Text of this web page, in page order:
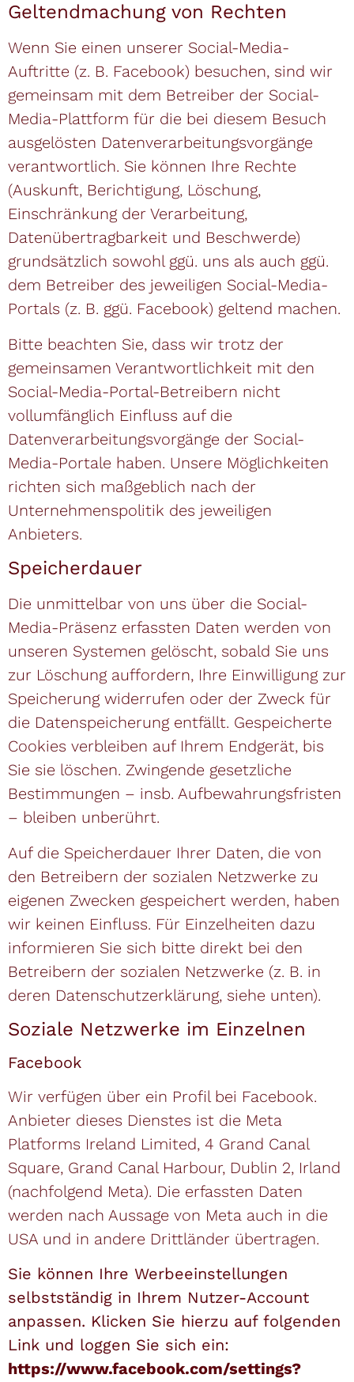
Geltendmachung von Rechten
Wenn Sie einen unserer Social-Media-
Auftritte (z. B. Facebook) besuchen, sind wir
gemeinsam mit dem Betreiber der Social-
Media-Plattform für die bei diesem Besuch
ausgelösten Datenverarbeitungsvorgänge
verantwortlich. Sie können Ihre Rechte
(Auskunft, Berichtigung, Löschung,
Einschränkung der Verarbeitung,
Datenübertragbarkeit und Beschwerde)
grundsätzlich sowohl ggü. uns als auch ggü.
dem Betreiber des jeweiligen Social-Media-
Portals (z. B. ggü. Facebook) geltend machen.
Bitte beachten Sie, dass wir trotz der
gemeinsamen Verantwortlichkeit mit den
Social-Media-Portal-Betreibern nicht
vollumfänglich Einfluss auf die
Datenverarbeitungsvorgänge der Social-
Media-Portale haben. Unsere Möglichkeiten
richten sich maßgeblich nach der
Unternehmenspolitik des jeweiligen
Anbieters.
Speicherdauer
Die unmittelbar von uns über die Social-
Media-Präsenz erfassten Daten werden von
unseren Systemen gelöscht, sobald Sie uns
zur Löschung auffordern, Ihre Einwilligung zur
Speicherung widerrufen oder der Zweck für
die Datenspeicherung entfällt. Gespeicherte
Cookies verbleiben auf Ihrem Endgerät, bis
Sie sie löschen. Zwingende gesetzliche
Bestimmungen – insb. Aufbewahrungsfristen
– bleiben unberührt.
Auf die Speicherdauer Ihrer Daten, die von
den Betreibern der sozialen Netzwerke zu
eigenen Zwecken gespeichert werden, haben
wir keinen Einfluss. Für Einzelheiten dazu
informieren Sie sich bitte direkt bei den
Betreibern der sozialen Netzwerke (z. B. in
deren Datenschutzerklärung, siehe unten).
Soziale Netzwerke im Einzelnen
Facebook
Wir verfügen über ein Profil bei Facebook.
Anbieter dieses Dienstes ist die Meta
Platforms Ireland Limited, 4 Grand Canal
Square, Grand Canal Harbour, Dublin 2, Irland
(nachfolgend Meta). Die erfassten Daten
werden nach Aussage von Meta auch in die
USA und in andere Drittländer übertragen.
Sie können Ihre Werbeeinstellungen
selbstständig in Ihrem Nutzer-Account
anpassen. Klicken Sie hierzu auf folgenden
Link und loggen Sie sich ein:
https://www.facebook.com/settings?